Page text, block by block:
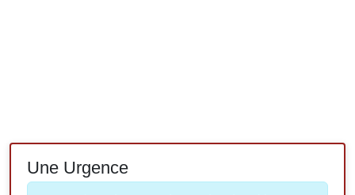
Une Urgence